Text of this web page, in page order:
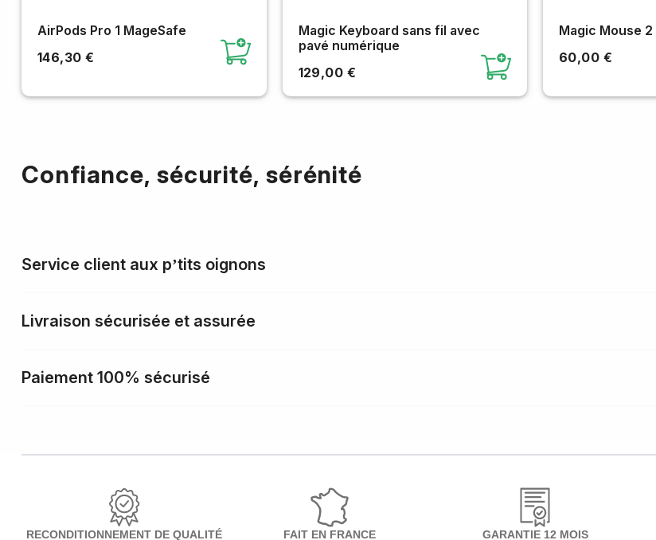
AirPods Pro 1 MageSafe
146,30 €
Magic Keyboard sans fil avec
pavé numérique
129,00 €
Magic Mouse 2
60,00 €
Confiance, sécurité, sérénité
Service client aux p’tits oignons
Livraison sécurisée et assurée
Paiement 100% sécurisé
RECONDITIONNEMENT DE QUALITÉ FAIT EN FRANCE GARANTIE 12 MOIS